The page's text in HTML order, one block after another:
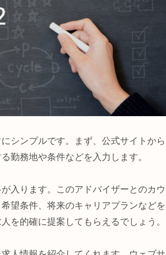
シンプルです。まず、公式サイトから
勤務地や条件などを入力します。
入ります。このアドバイザーとのカウ
望条件、将来のキャリアプランなどを
を的確に提案してもらえるでしょう。